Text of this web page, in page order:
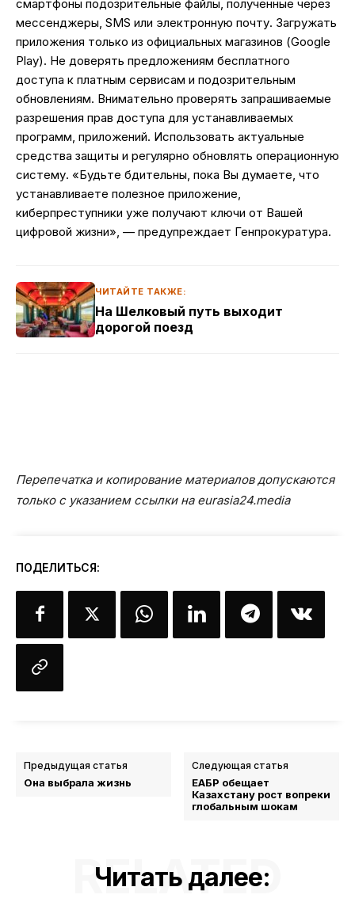
смартфоны подозрительные файлы, полученные через
мессенджеры, SMS или электронную почту. Загружать
приложения только из официальных магазинов (Google
Play). Не доверять предложениям бесплатного
доступа к платным сервисам и подозрительным
обновлениям. Внимательно проверять запрашиваемые
разрешения прав доступа для устанавливаемых
программ, приложений. Использовать актуальные
средства защиты и регулярно обновлять операционную
систему. «Будьте бдительны, пока Вы думаете, что
устанавливаете полезное приложение,
киберпреступники уже получают ключи от Вашей
цифровой жизни», — предупреждает Генпрокуратура.
ЧИТАЙТЕ ТАКЖЕ:
На Шелковый путь выходит
дорогой поезд
Перепечатка и копирование материалов допускаются
только с указанием ссылки на eurasia24.media
ПОДЕЛИТЬСЯ:
Предыдущая статья
Она выбрала жизнь
Следующая статья
ЕАБР обещает
Казахстану рост вопреки
глобальным шокам
Читать далее:
RELATED